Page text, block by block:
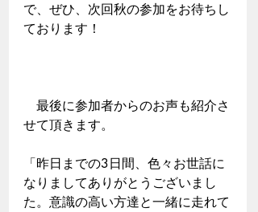
で、ぜひ、次回秋の参加をお待ちし
ております！
最後に参加者からのお声も紹介さ
せて頂きます。
「昨日までの3日間、色々お世話に
なりましてありがとうございまし
た。意識の高い方達と一緒に走れて